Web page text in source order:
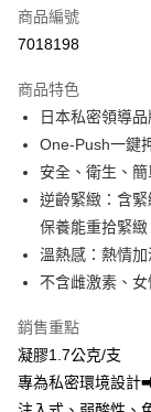
信用卡分期付款
合作金庫商業銀行
華南商業銀行
上海商業儲蓄銀行
國泰世華商業銀行
臺灣中小企業銀行
匯豐（台灣）商業
聯邦商業銀行
元大商業銀行
玉山商業銀行
台灣樂天信用卡公
6 期 0 利率 每
上海商業儲蓄銀行
國泰世華商業銀行
臺灣中小企業銀行
匯豐（台灣）商業
聯邦商業銀行
元大商業銀行
玉山商業銀行
台灣樂天信用卡公
超商取貨付款
LINE Pay
Apple Pay
悠遊付
大哥付你分期
商品編號
7018198
商品特色
日本私密領導
One-Push一鍵
安全、衛生、
逆齡緊緻：含
保養能重拾緊
溫熱感：熱情
不含雌激素、
銷售重點
凝膠1.7公克/支
專為私密環境設計